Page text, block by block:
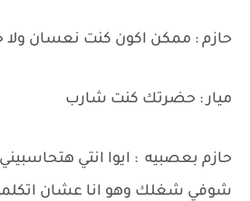
حازم : ممكن اكون كنت نعسان ولا
ميار : حضرتك كنت شارب
حازم بعصبيه : ايوا انتي
شوفي شغلك وهو انا عشان